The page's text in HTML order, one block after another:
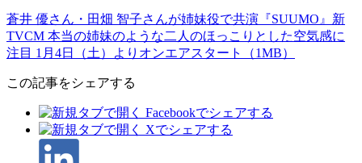
蒼井 優さん・田畑 智子さんが姉妹役で共演『SUUMO』新
TVCM 本当の姉妹のような二人のほっこりとした空気感に
注目 1月4日（土）よりオンエアスタート（1MB）
この記事をシェアする